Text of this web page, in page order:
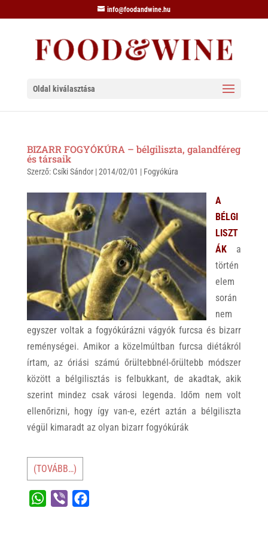
info@foodandwine.hu
Oldal kiválasztása
BIZARR FOGYÓKÚRA – bélgiliszta, galandféreg
és társaik
Szerző: Csíki Sándor|2014/02/01 | Fogyókúra
A
BÉLGI
LISZT
ÁKa
történ
elem
során
nem
egyszer voltak a fogyókúrázni vágyók furcsa és bizarr
reménységei. Amikor a közelmúltban furcsa diétákról
írtam, az óriási számú őrültebbnél-őrültebb módszer
között a bélgilisztás is felbukkant, de akadtak, akik
szerint mindez csak városi legenda. Időm nem volt
ellenőrizni, hogy így van-e, ezért aztán a bélgiliszta
végül kimaradt az olyan bizarr fogyókúrák
(TOVÁBB…)